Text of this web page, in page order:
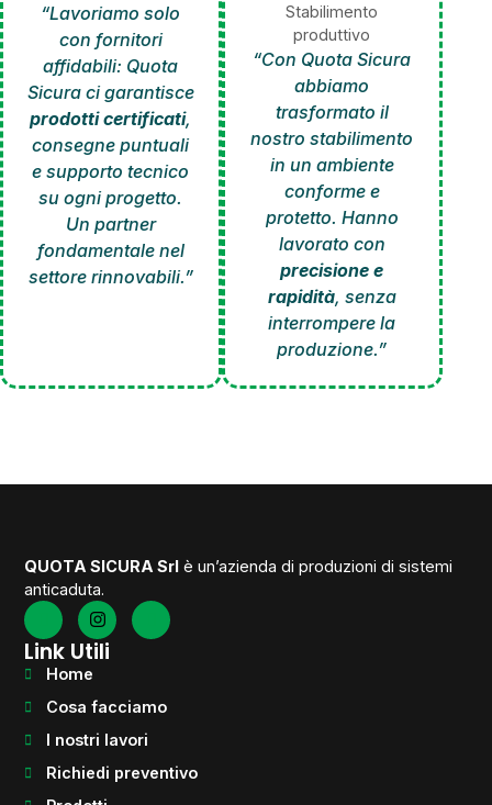
“Lavoriamo solo
con fornitori
affidabili: Quota
Sicura ci garantisce
prodotti certificati,
consegne puntuali
e supporto tecnico
su ogni progetto.
Un partner
fondamentale nel
settore rinnovabili.”
Stabilimento
produttivo
“Con Quota Sicura
abbiamo
trasformato il
nostro stabilimento
in un ambiente
conforme e
protetto. Hanno
lavorato con
precisione e
rapidità, senza
interrompere la
produzione.”
QUOTA SICURA Srl è un’azienda di produzioni di sistemi
anticaduta.
Link Utili
Home
Cosa facciamo
I nostri lavori
Richiedi preventivo